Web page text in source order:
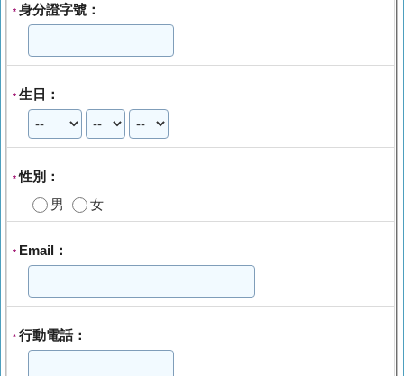
* 身分證字號：
* 生日：
*性別：
男
女
* Email：
* 行動電話：